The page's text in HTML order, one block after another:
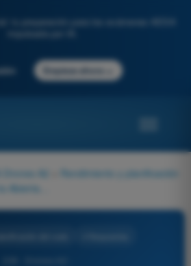
tu preparación para los exámenes AESA
Empieza ahora
Drones A2
Rendimiento y planificación